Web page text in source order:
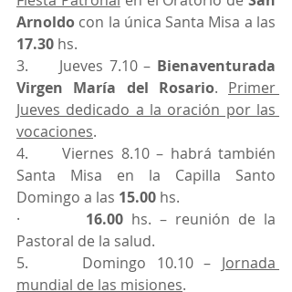
Arnoldo
17.30 hs.
3.     Jueves 7.10 – Bienaventurada
Virgen María del Rosario. Primer
Jueves dedicado a la oración por las
vocaciones.
4.     Viernes 8.10 – habrá también
Santa Misa en la Capilla Santo
Domingo a las 15.00 hs.
· 16.00 hs. – reunión de la
Pastoral de la salud.
5.     Domingo 10.10 – Jornada
mundial de las misiones.